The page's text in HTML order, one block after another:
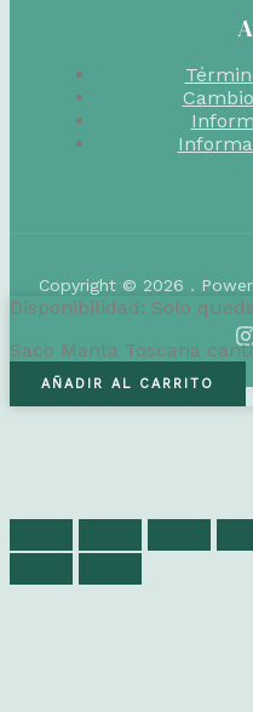
Copyright © 2026 .
Disponibilidad: Solo
Saco Manta Toscana
AÑADIR AL CARRITO